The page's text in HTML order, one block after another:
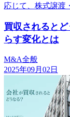
応じて、株式譲渡
買収されると
らす変化とは
M&A全般
2025年09月02日